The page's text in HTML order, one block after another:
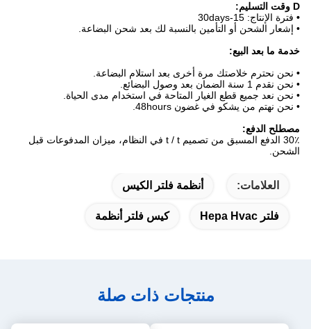
D وقت التسليم:
• فترة الإنتاج: 15-30days
• إشعار الشحن أو التأمين بالنسبة لك بعد شحن البضاعة.
خدمة ما بعد البيع:
• نحن نحترم خلاصتك مرة أخرى بعد استلام البضاعة.
• نحن نقدم 1 سنة الضمان بعد وصول البضائع.
• نحن نعد جميع قطع الغيار المتاحة في استخدام مدى الحياة.
• نحن نهتم من يشكو في غضون 48hours.
مصطلح الدفع:
30٪ الدفع المسبق من تصميم t / t في النظام، ميزان المدفوعات قبل
الشحن.
العلامات: أنظمة فلتر الكيس
فلتر Hepa Hvac كيس فلتر أنظمة
منتجات ذات صلة